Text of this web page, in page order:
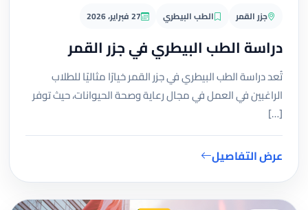
جزر القمر الطب البيطري 27 فبراير، 2026
دراسة الطب البيطري في جزر القمر
تُعد دراسة الطب البيطري في جزر القمر خيارًا مثاليًا للطلاب
الراغبين في العمل في مجال رعاية وصحة الحيوانات، حيث توفر
[…]
عرض التفاصيل